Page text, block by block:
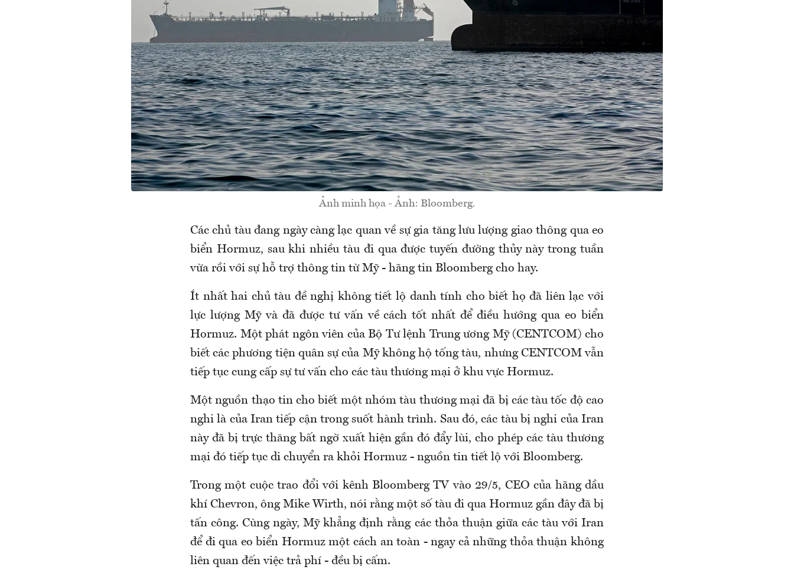
Ảnh minh họa - Ảnh: Bloomberg.
Các chủ tàu đang ngày càng lạc quan về sự gia tăng lưu lượng giao thông qua eo
biển Hormuz, sau khi nhiều tàu đi qua được tuyến đường thủy này trong tuần
vừa rồi với sự hỗ trợ thông tin từ Mỹ - hãng tin Bloomberg cho hay.
Ít nhất hai chủ tàu đề nghị không tiết lộ danh tính cho biết họ đã liên lạc với
lực lượng Mỹ và đã được tư vấn về cách tốt nhất để điều hướng qua eo biển
Hormuz. Một phát ngôn viên của Bộ Tư lệnh Trung ương Mỹ (CENTCOM) cho
biết các phương tiện quân sự của Mỹ không hộ tống tàu, nhưng CENTCOM vẫn
tiếp tục cung cấp sự tư vấn cho các tàu thương mại ở khu vực Hormuz.
Một nguồn thạo tin cho biết một nhóm tàu thương mại đã bị các tàu tốc độ cao
nghi là của Iran tiếp cận trong suốt hành trình. Sau đó, các tàu bị nghi của Iran
này đã bị trực thăng bất ngờ xuất hiện gần đó đẩy lùi, cho phép các tàu thương
mại đó tiếp tục di chuyển ra khỏi Hormuz - nguồn tin tiết lộ với Bloomberg.
Trong một cuộc trao đổi với kênh Bloomberg TV vào 29/5, CEO của hãng dầu
khí Chevron, ông Mike Wirth, nói rằng một số tàu đi qua Hormuz gần đây đã bị
tấn công. Cùng ngày, Mỹ khẳng định rằng các thỏa thuận giữa các tàu với Iran
để đi qua eo biển Hormuz một cách an toàn - ngay cả những thỏa thuận không
liên quan đến việc trả phí - đều bị cấm.